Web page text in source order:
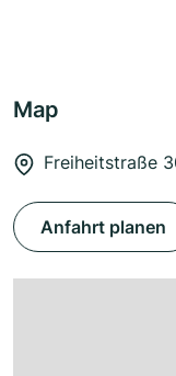
Map
Freiheitstraße
Anfahrt planen